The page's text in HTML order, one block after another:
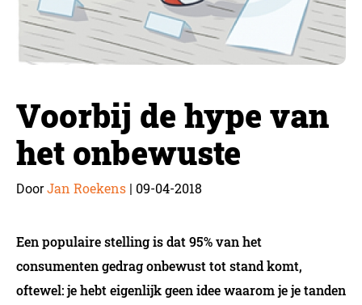
Voorbij de hype van
het onbewuste
DoorJan Roekens | 09-04-2018
Een populaire stelling is dat 95% van het
consumenten gedrag onbewust tot stand komt,
oftewel: je hebt eigenlijk geen idee waarom je je tanden